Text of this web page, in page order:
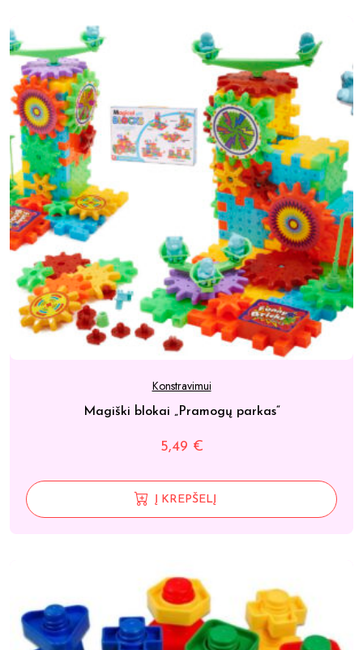
Konstravimui
Magiški blokai „Pramogų parkas“
5,49 €
Į KREPŠELĮ